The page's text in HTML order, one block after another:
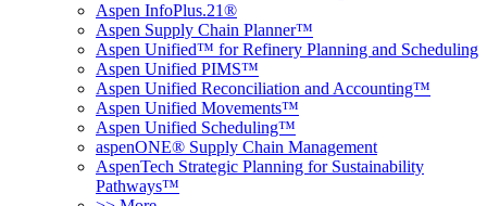
Aspen InfoPlus.21®
Aspen Supply Chain Planner™
Aspen Unified™ for Refinery Planning and Scheduling
Aspen Unified PIMS™
Aspen Unified Reconciliation and Accounting™
Aspen Unified Movements™
Aspen Unified Scheduling™
aspenONE® Supply Chain Management
AspenTech Strategic Planning for Sustainability
Pathways™